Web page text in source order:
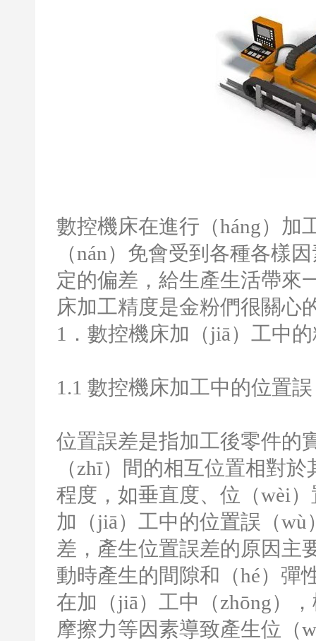
數控機床在進行（háng）加
（nán）免會受到各種各樣
定的偏差，給生產生活帶來
床加工精度是金粉們很關心
1
．數控機床加（jiā）工中
1.1 數控機床加工中的位置
位置誤差是指加工後零件的
（zhī）間的相互位置相對
程度，如垂直度、位（wèi
加（jiā）工中的位置誤（wù
差，產生位置誤差的原因主
動時產生的間隙和（hé）彈
在加（jiā）工中（zhōng）
摩擦力等因素導致產生位（